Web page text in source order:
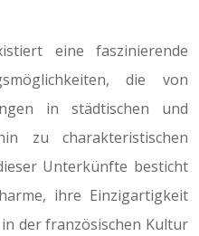
eine faszinierende
die von
in städtischen und
zu charakteristischen
Unterkünfte besticht
ihre Einzigartigkeit
der französischen Kultur